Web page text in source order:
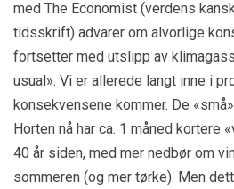
med The Economist (verdens
tidsskrift) advarer om alvorlige
fortsetter med utslipp av
usual». Vi er allerede langt inne i
konsekvensene kommer. De
Horten nå har ca. 1 måned kortere
40 år siden, med mer nedbør om
sommeren (og mer tørke). Men